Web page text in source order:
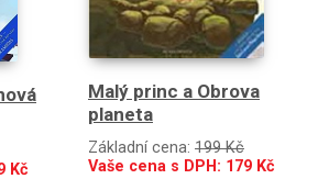
Kč
Malý princ a Obrova
planeta
Základní cena: 199 Kč
Vaše cena s DPH: 179 Kč